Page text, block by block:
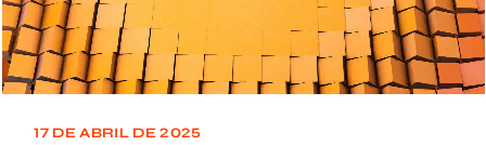
17 DE ABRIL DE 2025